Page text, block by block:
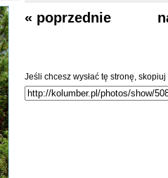
« poprzednie
Jeśli chcesz wysłać tę stronę, skopiuj